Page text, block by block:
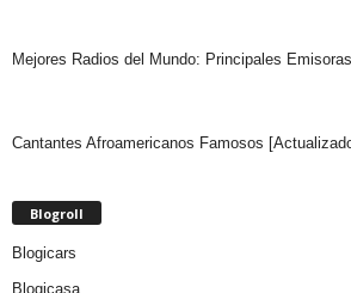
Mejores Radios del Mundo: Principales
Cantantes Afroamericanos Famosos
Blogroll
Blogicars
Blogicasa